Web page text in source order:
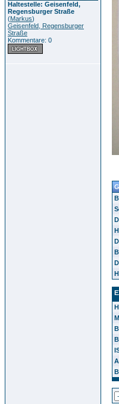
Haltestelle: Geisenfeld,
Regensburger Straße
(Markus)
Geisenfeld, Regensburger
Straße
Kommentare: 0